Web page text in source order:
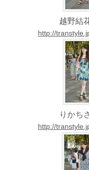
越野結
http://
りかち
http://